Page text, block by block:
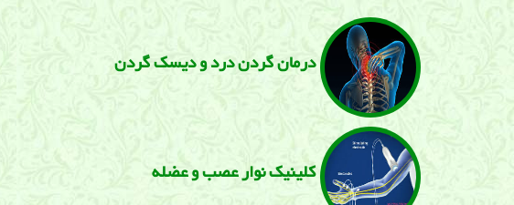
درمان گردن درد و دیسک گردن
كلینیک نوار عصب و عضله